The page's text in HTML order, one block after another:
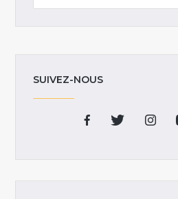
SUIVEZ-NOUS